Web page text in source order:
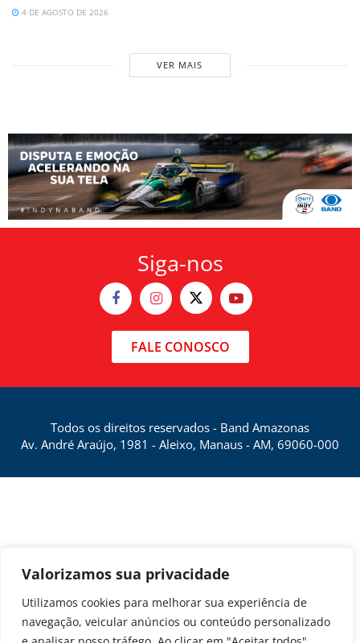
Valorizamos sua privacidade
Utilizamos cookies para melhorar sua experiência de
navegação, veicular anúncios ou conteúdo personalizado
4 DE AGOSTO DE 2026
VER MAIS
Siga-nos
FALE CONOSCO
Todos os direitos reservados - Band Amazonas
Av. André Araújo, 1981 - Aleixo, Manaus - AM, 69060-000